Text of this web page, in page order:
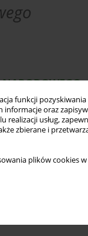
funkcji
oraz
realizacji usług,
zbierane i
plików cookies